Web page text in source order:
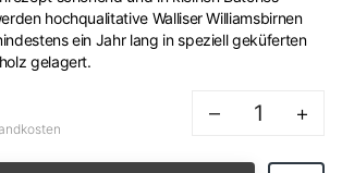
hochqualitative Walliser Williamsbirnen
ein Jahr lang in speziell geküferten
gelagert.
– +